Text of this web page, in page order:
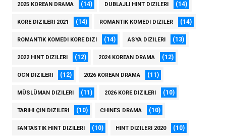
2025 KOREAN DRAMA (14) DUBLAJLI HINT DIZILERI (14)
KORE DIZILERI 2021 (14) ROMANTIK KOMEDI DIZILER (14)
ROMANTIK KOMEDI KORE DIZI (14) ASYA DIZILERI (13)
2022 HINT DIZILERI (12) 2024 KOREAN DRAMA (12)
OCN DIZILERI (12) 2026 KOREAN DRAMA (11)
MÜSLÜMAN DIZILERI (11) 2026 KORE DIZILERI (10)
TARIHI ÇIN DIZILERI (10) CHINES DRAMA (10)
FANTASTIK HINT DIZILERI (10) HINT DIZILERI 2020 (10)